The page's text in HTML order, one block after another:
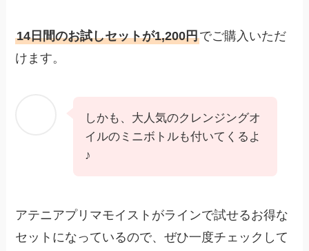
14日間のお試しセットが1,200円でご購入いただ
けます。
しかも、大人気のクレンジングオ
イルのミニボトルも付いてくるよ
♪
アテニアプリマモイストがラインで試せるお得な
セットになっているので、ぜひ一度チェックして